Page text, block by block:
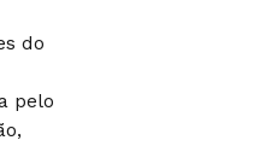
do
pelo